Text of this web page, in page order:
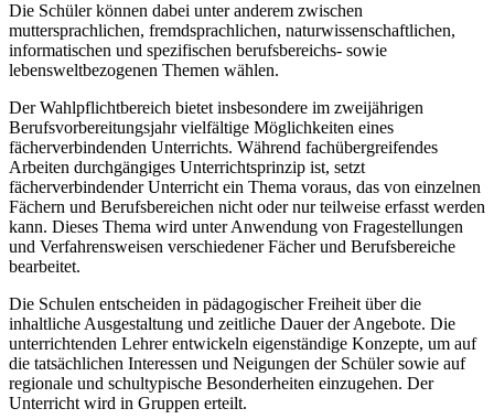
Die Schüler können dabei unter anderem zwischen
muttersprachlichen, fremdsprachlichen, naturwissenschaftlichen,
informatischen und spezifischen berufsbereichs- sowie
lebensweltbezogenen Themen wählen.
Der Wahlpflichtbereich bietet insbesondere im zweijährigen
Berufsvorbereitungsjahr vielfältige Möglichkeiten eines
fächerverbindenden Unterrichts. Während fachübergreifendes
Arbeiten durchgängiges Unterrichtsprinzip ist, setzt
fächerverbindender Unterricht ein Thema voraus, das von einzelnen
Fächern und Berufsbereichen nicht oder nur teilweise erfasst werden
kann. Dieses Thema wird unter Anwendung von Fragestellungen
und Verfahrensweisen verschiedener Fächer und Berufsbereiche
bearbeitet.
Die Schulen entscheiden in pädagogischer Freiheit über die
inhaltliche Ausgestaltung und zeitliche Dauer der Angebote. Die
unterrichtenden Lehrer entwickeln eigenständige Konzepte, um auf
die tatsächlichen Interessen und Neigungen der Schüler sowie auf
regionale und schultypische Besonderheiten einzugehen. Der
Unterricht wird in Gruppen erteilt.